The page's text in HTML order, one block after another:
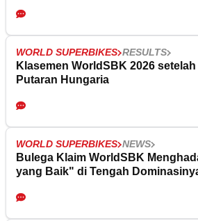
WORLD SUPERBIKES RESULTS
Klasemen WorldSBK 2026 setelah
Putaran Hungaria
WORLD SUPERBIKES NEWS
Bulega Klaim WorldSBK
yang Baik" di Tengah